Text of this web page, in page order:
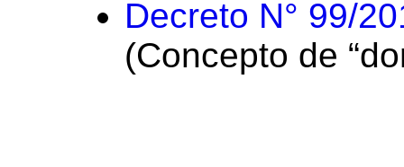
Decreto N° 99/
(Concepto de